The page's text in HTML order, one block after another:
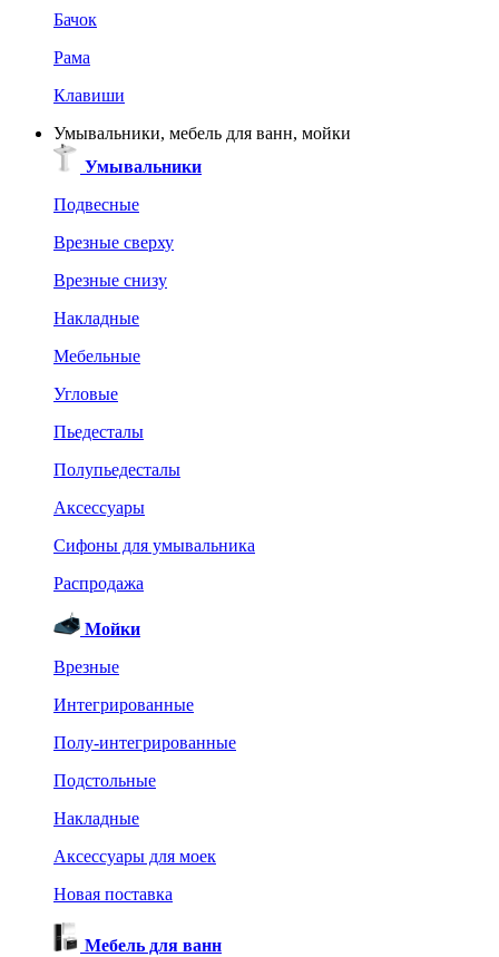
Бачок
Рама
Клавиши
Умывальники, мебель для ванн, мойки
Умывальники
Подвесные
Врезные сверху
Врезные снизу
Накладные
Мебельные
Угловые
Пьедесталы
Полупьедесталы
Аксессуары
Сифоны для умывальника
Распродажа
Мойки
Врезные
Интегрированные
Полу-интегрированные
Подстольные
Накладные
Аксессуары для моек
Новая поставка
Мебель для ванн